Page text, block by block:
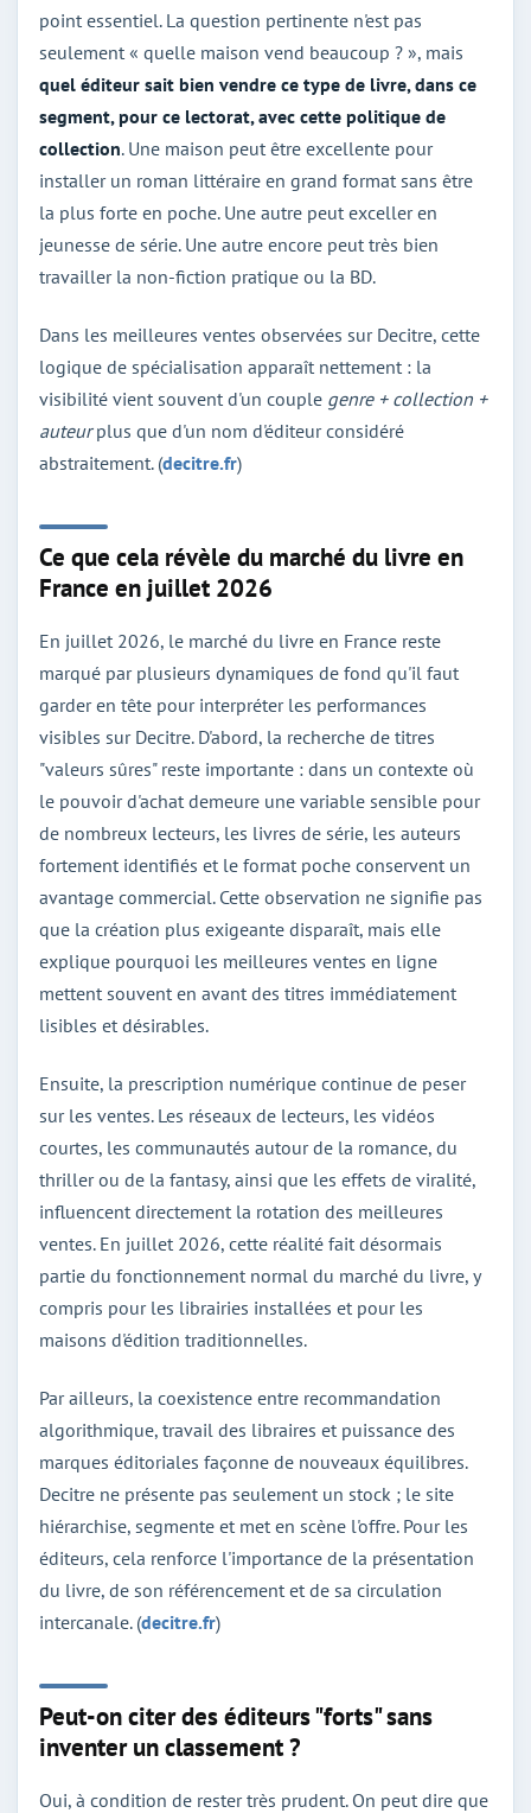
point essentiel. La question pertinente n'est pas
seulement « quelle maison vend beaucoup ? », mais
quel éditeur sait bien vendre ce type de livre, dans ce
segment, pour ce lectorat, avec cette politique de
collection. Une maison peut être excellente pour
installer un roman littéraire en grand format sans être
la plus forte en poche. Une autre peut exceller en
jeunesse de série. Une autre encore peut très bien
travailler la non-fiction pratique ou la BD.
Dans les meilleures ventes observées sur Decitre, cette
logique de spécialisation apparaît nettement : la
visibilité vient souvent d'un couple genre + collection +
auteurplus que d'un nom d'éditeur considéré
abstraitement. (decitre.fr)
Ce que cela révèle du marché du livre en
France en juillet 2026
En juillet 2026, le marché du livre en France reste
marqué par plusieurs dynamiques de fond qu'il faut
garder en tête pour interpréter les performances
visibles sur Decitre. D'abord, la recherche de titres
"valeurs sûres" reste importante : dans un contexte où
le pouvoir d'achat demeure une variable sensible pour
de nombreux lecteurs, les livres de série, les auteurs
fortement identifiés et le format poche conservent un
avantage commercial. Cette observation ne signifie pas
que la création plus exigeante disparaît, mais elle
explique pourquoi les meilleures ventes en ligne
mettent souvent en avant des titres immédiatement
lisibles et désirables.
Ensuite, la prescription numérique continue de peser
sur les ventes. Les réseaux de lecteurs, les vidéos
courtes, les communautés autour de la romance, du
thriller ou de la fantasy, ainsi que les effets de viralité,
influencent directement la rotation des meilleures
ventes. En juillet 2026, cette réalité fait désormais
partie du fonctionnement normal du marché du livre, y
compris pour les librairies installées et pour les
maisons d'édition traditionnelles.
Par ailleurs, la coexistence entre recommandation
algorithmique, travail des libraires et puissance des
marques éditoriales façonne de nouveaux équilibres.
Decitre ne présente pas seulement un stock ; le site
hiérarchise, segmente et met en scène l'offre. Pour les
éditeurs, cela renforce l'importance de la présentation
du livre, de son référencement et de sa circulation
intercanale. (decitre.fr)
Peut-on citer des éditeurs "forts" sans
inventer un classement ?
Oui, à condition de rester très prudent. On peut dire que